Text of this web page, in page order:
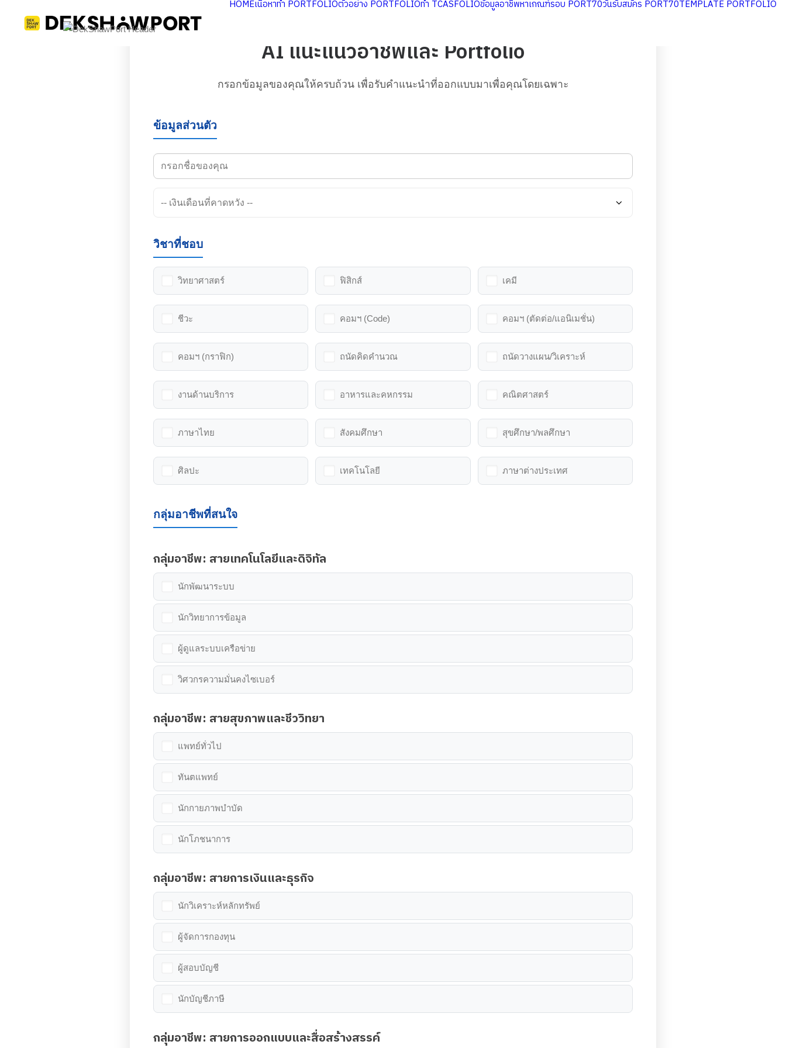
HOMEเนื้อหาทำ PORTFOLIOตัวอย่าง PORTFOLIOทำ TCASFOLIOข้อมูลอาชีพหาเกณฑ์รอบ PORT70วันรับสมัคร PORT70TEMPLATE PORTFOLIO
AI แนะแนวอาชีพและ Portfolio
กรอกข้อมูลของคุณให้ครบถ้วน เพื่อรับคำแนะนำที่ออกแบบมาเพื่อคุณโดยเฉพาะ
ข้อมูลส่วนตัว
วิชาที่ชอบ
วิทยาศาสตร์ ฟิสิกส์ เคมี
ชีวะ คอมฯ (Code) คอมฯ (ตัดต่อ/แอนิเมชั่น)
คอมฯ (กราฟิก) ถนัดคิดคำนวณ ถนัดวางแผน/วิเคราะห์
งานด้านบริการ อาหารและคหกรรม คณิตศาสตร์
ภาษาไทย สังคมศึกษา สุขศึกษา/พลศึกษา
ศิลปะ เทคโนโลยี ภาษาต่างประเทศ
กลุ่มอาชีพที่สนใจ
กลุ่มอาชีพ: สายเทคโนโลยีและดิจิทัล
นักพัฒนาระบบ
นักวิทยาการข้อมูล
ผู้ดูแลระบบเครือข่าย
วิศวกรความมั่นคงไซเบอร์
กลุ่มอาชีพ: สายสุขภาพและชีววิทยา
แพทย์ทั่วไป
ทันตแพทย์
นักกายภาพบำบัด
นักโภชนาการ
กลุ่มอาชีพ: สายการเงินและธุรกิจ
นักวิเคราะห์หลักทรัพย์
ผู้จัดการกองทุน
ผู้สอบบัญชี
นักบัญชีภาษี
กลุ่มอาชีพ: สายการออกแบบและสื่อสร้างสรรค์